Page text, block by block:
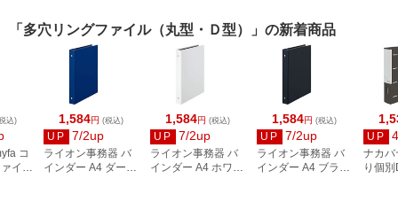
「多穴リングファイル（丸型・Ｄ型）」の新着商品
1,584円 (税込)
UP 7/2up
ライオン事務器 バ
インダー A4 ダーク
1,584円 (税込)
UP 7/2up
ライオン事務器 バ
インダー A4 ホワイ
1,584円 (税込)
UP 7/2up
ライオン事務器 バ
インダー A4 ブラッ
UP
ナカバ
り個
込)
コ
イル